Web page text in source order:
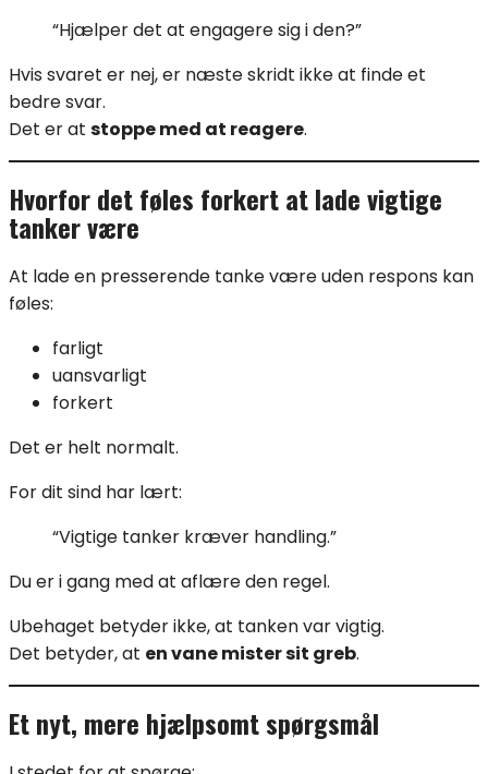
“Hjælper det at engagere sig i den?”
Hvis svaret er nej, er næste skridt ikke at finde et
bedre svar.
Det er at stoppe med at reagere.
Hvorfor det føles forkert at lade vigtige
tanker være
At lade en presserende tanke være uden respons kan
føles:
farligt
uansvarligt
forkert
Det er helt normalt.
For dit sind har lært:
“Vigtige tanker kræver handling.”
Du er i gang med at aflære den regel.
Ubehaget betyder ikke, at tanken var vigtig.
Det betyder, at en vane mister sit greb.
Et nyt, mere hjælpsomt spørgsmål